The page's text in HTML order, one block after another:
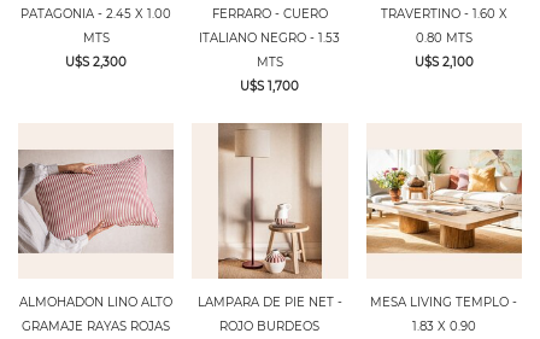
PATAGONIA - 2.45 X 1.00
MTS
U$S 2,300
FERRARO - CUERO
ITALIANO NEGRO - 1.53
MTS
U$S 1,700
TRAVERTINO - 1.60 X
0.80 MTS
U$S 2,100
ALMOHADON LINO ALTO
GRAMAJE RAYAS ROJAS
LAMPARA DE PIE NET -
ROJO BURDEOS
MESA LIVING TEMPLO -
1.83 X 0.90